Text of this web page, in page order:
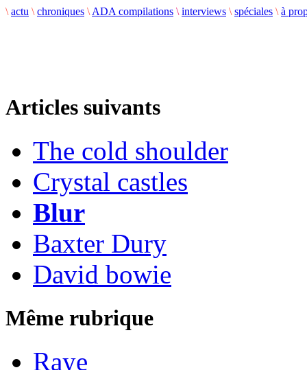
\ actu \ chroniques \ ADA compilations \ interviews \ spéciales \ à
Articles suivants
The cold shoulder
Crystal castles
Blur
Baxter Dury
David bowie
Même rubrique
Raye